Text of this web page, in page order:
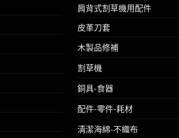
肩背式割草機用配件
皮革刀套
木製品修補
割草機
銅具-食器
配件-零件-耗材
清潔海綿-不織布